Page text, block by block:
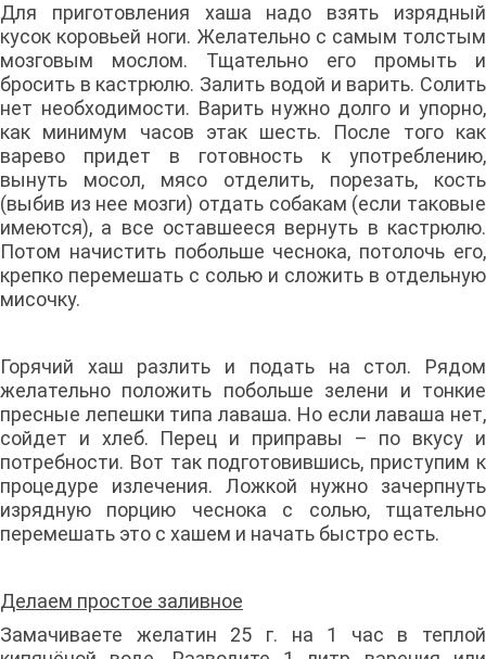
Для приготовления хаша надо взять изрядный
кусок коровьей ноги. Желательно с самым толстым
мозговым мослом. Тщательно его промыть и
бросить в кастрюлю. Залить водой и варить. Солить
нет необходимости. Варить нужно долго и упорно,
как минимум часов этак шесть. После того как
варево придет в готовность к употреблению,
вынуть мосол, мясо отделить, порезать, кость
(выбив из нее мозги) отдать собакам (если таковые
имеются), а все оставшееся вернуть в кастрюлю.
Потом начистить побольше чеснока, потолочь его,
крепко перемешать с солью и сложить в отдельную
мисочку.
Горячий хаш разлить и подать на стол. Рядом
желательно положить побольше зелени и тонкие
пресные лепешки типа лаваша. Но если лаваша нет,
сойдет и хлеб. Перец и приправы – по вкусу и
потребности. Вот так подготовившись, приступим к
процедуре излечения. Ложкой нужно зачерпнуть
изрядную порцию чеснока с солью, тщательно
перемешать это с хашем и начать быстро есть.
Делаем простое заливное
Замачиваете желатин 25 г. на 1 час в теплой